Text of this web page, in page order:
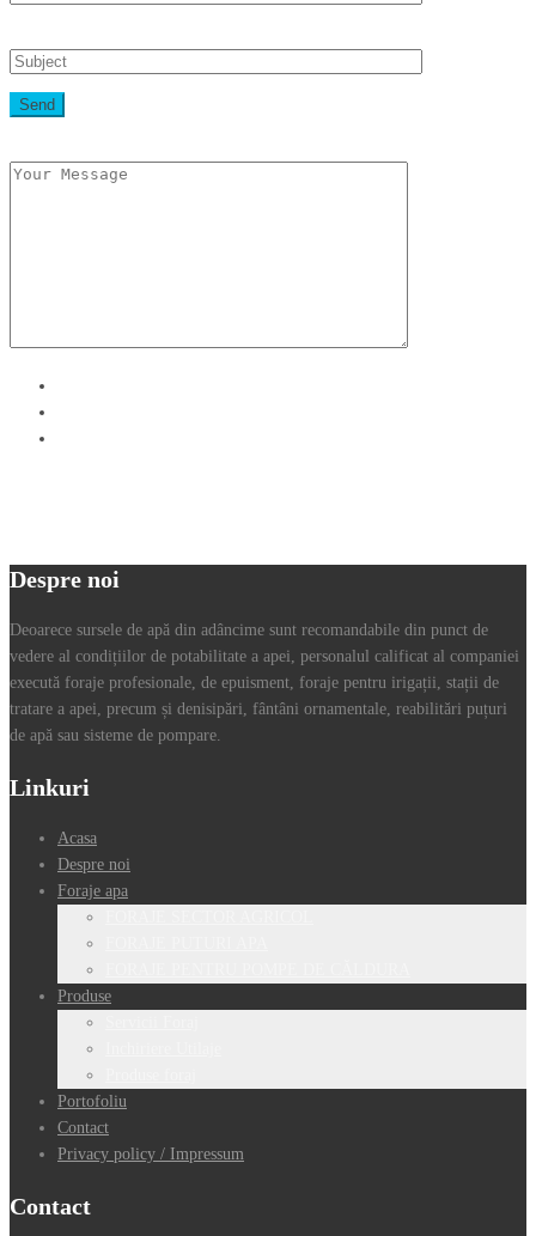
Despre noi
Deoarece sursele de apă din adâncime sunt recomandabile din punct de
vedere al condițiilor de potabilitate a apei, personalul calificat al companiei
execută foraje profesionale, de epuisment, foraje pentru irigații, stații de
tratare a apei, precum și denisipări, fântâni ornamentale, reabilitări puțuri
de apă sau sisteme de pompare.
Linkuri
Acasa
Despre noi
Foraje apa
Produse
Portofoliu
Contact
Privacy policy / Impressum
Contact